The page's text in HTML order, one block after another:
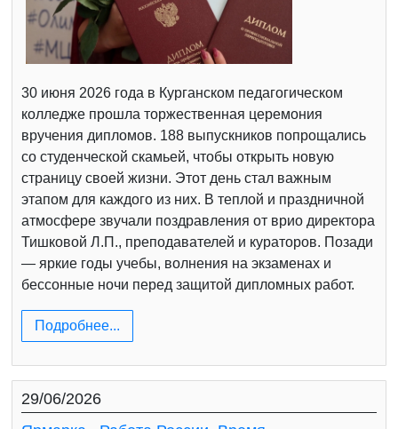
30 июня 2026 года в Курганском педагогическом
колледже прошла торжественная церемония
вручения дипломов. 188 выпускников попрощались
со студенческой скамьей, чтобы открыть новую
страницу своей жизни. Этот день стал важным
этапом для каждого из них. В теплой и праздничной
атмосфере звучали поздравления от врио директора
Тишковой Л.П., преподавателей и кураторов. Позади
— яркие годы учебы, волнения на экзаменах и
бессонные ночи перед защитой дипломных работ.
Подробнее...
29/06/2026